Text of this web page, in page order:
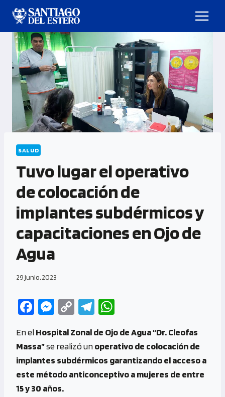
SALUD
Tuvo lugar el operativo
de colocación de
implantes subdérmicos y
capacitaciones en Ojo de
Agua
29 junio, 2023
Fa
b
o
o
k
M
se
n
g
er
C
py
Li
n
Te
gr
a
m
at
s
A
En elHospital Zonal de Ojo de Agua “Dr. Cleofas
Massa”se realizó unoperativo de colocación de
implantes subdérmicos garantizando el acceso a
este método anticonceptivo a mujeres de entre
15 y 30 años.